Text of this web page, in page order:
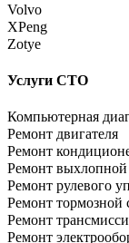
Volvo
XPeng
Zotye
Услуги СТО
Компьютерная
Ремонт двигателя
Ремонт
Ремонт
Ремонт рулевого
Ремонт тормозной
Ремонт
Ремонт